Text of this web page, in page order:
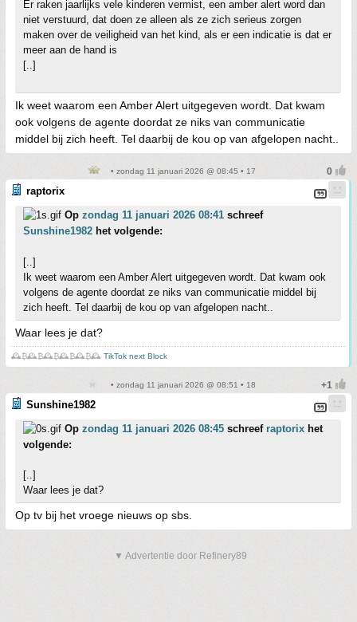
Er raken jaarlijks vele kinderen vermist, een amber alert word dan
niet verstuurd, dat doen ze alleen als ze zich serieus zorgen
maken over de veiligheid van het kind, als er een indicatie is dat er
meer aan de hand is
[..]
Ik weet waarom een Amber Alert uitgegeven wordt. Dat kwam
ook volgens de agente doordat ze niks van communicatie
middel bij zich heeft. Tel daarbij de kou op van afgelopen nacht..
• zondag 11 januari 2026 @ 08:45 • 17
raptorix
Op zondag 11 januari 2026 08:41 schreef
Sunshine1982 het volgende:
[..]
Ik weet waarom een Amber Alert uitgegeven wordt. Dat kwam ook
volgens de agente doordat ze niks van communicatie middel bij
zich heeft. Tel daarbij de kou op van afgelopen nacht..
Waar lees je dat?
🕰️₿🕰️₿🕰️₿🕰️₿🕰️₿🕰️ TikTok next Block
• zondag 11 januari 2026 @ 08:51 • 18
Sunshine1982
Op zondag 11 januari 2026 08:45 schreef raptorix het
volgende:
[..]
Waar lees je dat?
Op tv bij het vroege nieuws op sbs.
▼ Advertentie door Refinery89